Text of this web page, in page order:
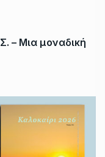
– Μια μοναδική